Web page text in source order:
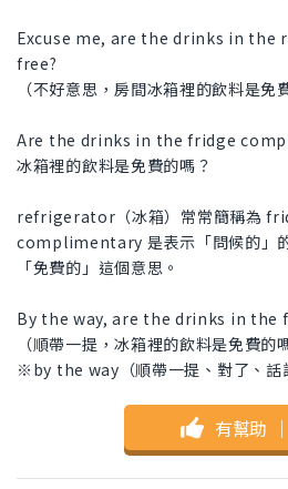
Excuse me, are the drinks in
free?
（不好意思，房間冰箱裡的飲料是免
Are the drinks in the fridge
冰箱裡的飲料是免費的嗎？
refrigerator（冰箱）常常簡稱為
complimentary 是表示「問候的」
「免費的」這個意思。
By the way, are the drinks in
（順帶一提，冰箱裡的飲料是免費的
※by the way（順帶一提、對了、話
有幫助 ｜